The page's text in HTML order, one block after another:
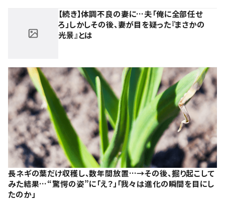
【続き】体調不良の妻に…夫「俺に全部任せ
ろ」しかしその後、妻が目を疑った『まさかの
光景』とは
長ネギの葉だけ収穫し、数年間放置…→その後、掘り起こして
みた結果…“驚愕の姿”に「え？」「我々は進化の瞬間を目にし
たのか」